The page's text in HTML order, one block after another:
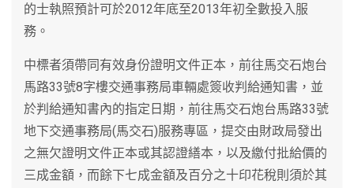
的士執照預計可於2012年底至2013年初全數投入服
務。
中標者須帶同有效身份證明文件正本，前往馬交石炮台
馬路33號8字樓交通事務局車輛處簽收判給通知書，並
於判給通知書內的指定日期，前往馬交石炮台馬路33號
地下交通事務局(馬交石)服務專區，提交由財政局發出
之無欠證明文件正本或其認證繕本，以及繳付批給價的
三成金額，而餘下七成金額及百分之十印花稅則須於其